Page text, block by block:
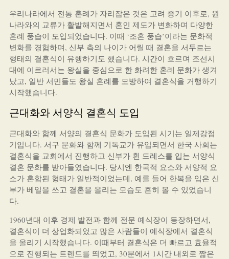
우리나라에서 전통 혼례가 자리잡은 것은 고려 중기 이후로, 원
나라와의 교류가 활발해지면서 혼인 제도가 변화하며 다양한
혼례 풍습이 도입되었습니다. 이때 ‘조혼 풍습’이라는 문화적
변화를 경험하며, 신부 측의 나이가 어릴 때 결혼을 서두르는
형태의 결혼식이 유행하기도 했습니다. 시간이 흐르며 조선시
대에 이르러서는 왕실을 중심으로 한 화려한 혼례 문화가 생겨
났고, 일반 서민들도 왕실 혼례를 모방하여 결혼식을 거행하기
시작했습니다.
근대화와 서양식 결혼식 도입
근대화와 함께 서양의 결혼식 문화가 도입된 시기는 일제강점
기입니다. 서구 문화와 함께 기독교가 유입되면서 한국 사회는
결혼식을 교회에서 진행하고 신부가 흰 드레스를 입는 서양식
결혼 문화를 받아들였습니다. 당시엔 한국적 요소와 서양적 요
소가 혼합된 형태가 일반적이었는데, 예를 들어 한복을 입은 신
부가 베일을 쓰고 결혼을 올리는 모습도 흔히 볼 수 있었습니
다.
1960년대 이후 경제 발전과 함께 전문 예식장이 등장하면서,
결혼식이 더 상업화되었고 많은 사람들이 예식장에서 결혼식
을 올리기 시작했습니다. 이때부터 결혼식은 더 빠르고 효율적
으로 진행되는 트렌드를 띄었고, 30분에서 1시간 내외로 짧은